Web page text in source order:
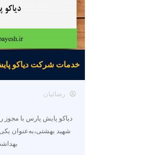
خدمات شرکت دیاکو
رضائیان
دیاکو پایش پارس با
شهید بهشتی،به‌عنوان